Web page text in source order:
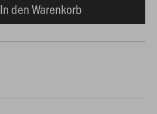
In den Warenkorb